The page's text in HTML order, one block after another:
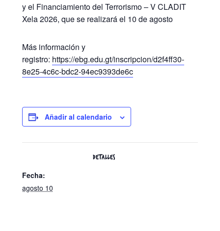
y el Financiamiento del Terrorismo – V CLADIT
Xela 2026, que se realizará el 10 de agosto
Más información y
registro: https://ebg.edu.gt/inscripcion/d2f4ff30-
8e25-4c6c-bdc2-94ec9393de6c
Añadir al calendario
DETALLES
Fecha:
agosto 10